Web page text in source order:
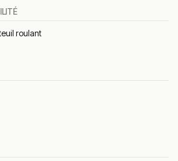
emblématiques
feu de bois
d’ingrédients frais choisis selon la
classique– tomate, mozzarella et
absolue de la pizzeria
maison
italienne.
roulant